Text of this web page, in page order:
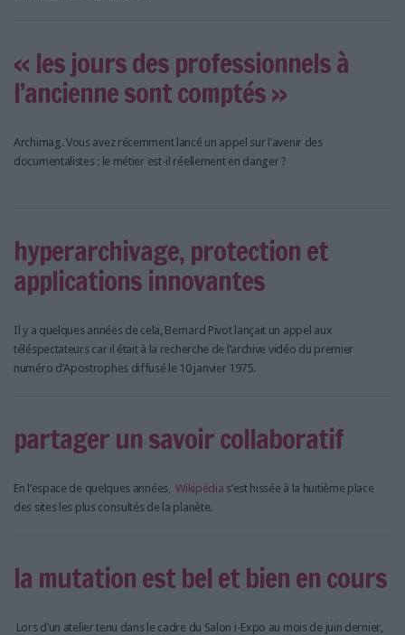
« les jours des professionnels à
l’ancienne sont comptés »
Archimag. Vous avez récemment lancé un appel sur l’avenir des
documentalistes : le métier est-il réellement en danger ?
hyperarchivage, protection et
applications innovantes
Il y a quelques années de cela, Bernard Pivot lançait un appel aux
téléspectateurs car il était à la recherche de l’archive vidéo du premier
numéro d’Apostrophes diffusé le 10 janvier 1975.
partager un savoir collaboratif
En l’espace de quelques années,Wikipédia s’est hissée à la huitième place
des sites les plus consultés de la planète.
la mutation est bel et bien en cours
Lors d’un atelier tenu dans le cadre du Salon i-Expo au mois de juin dernier,